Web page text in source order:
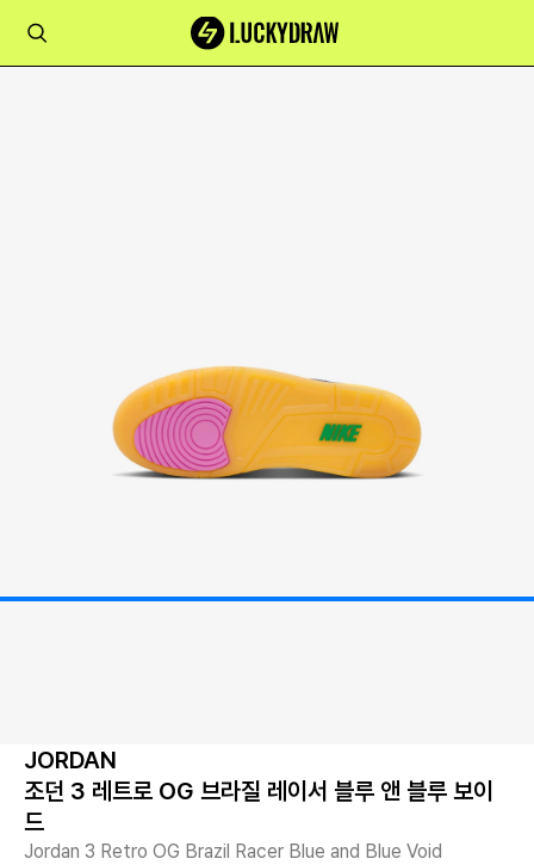
JORDAN
조던 3 레트로 OG 브라질 레이서 블루 앤 블루 보이
드
Jordan 3 Retro OG Brazil Racer Blue and Blue Void